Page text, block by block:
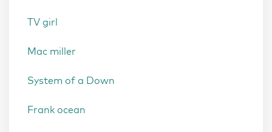
TV girl
Mac miller
System of a Down
Frank ocean